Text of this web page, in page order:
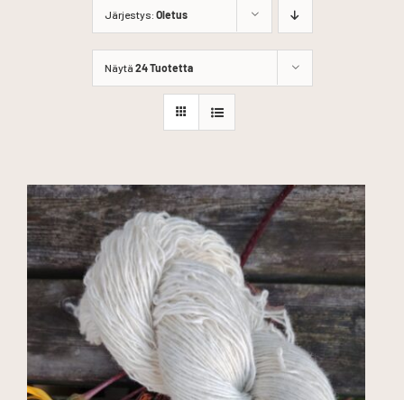
Järjestys: Oletus
Näytä 24 Tuotetta